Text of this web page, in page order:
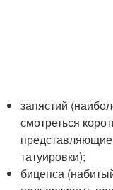
запястий
смотреться
татуировки);
бицепса